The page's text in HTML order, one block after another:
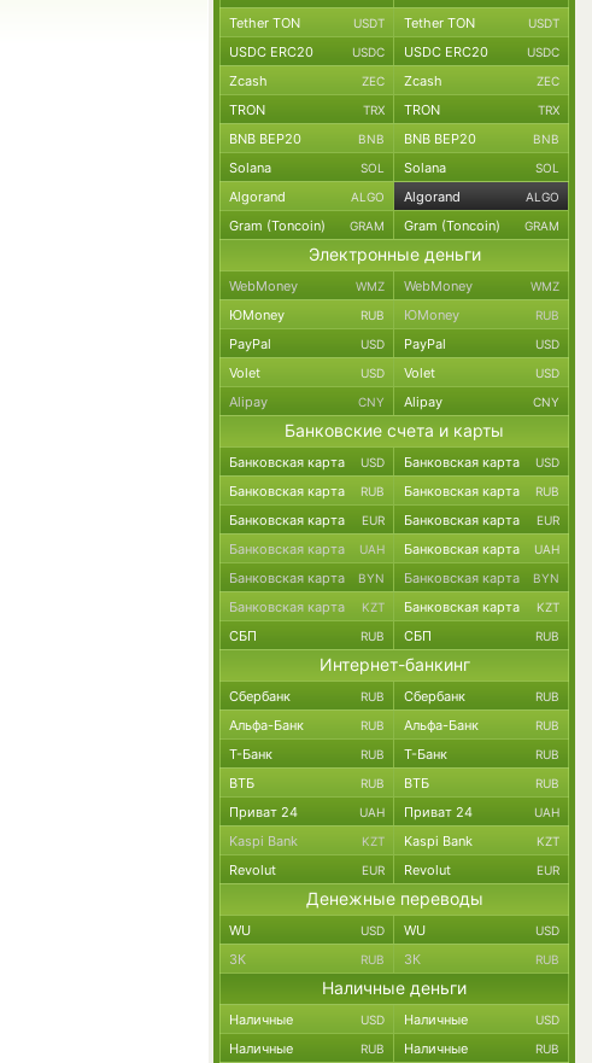
Tether TON USDT Tether TON USDT
USDC ERC20 USDC USDC ERC20 USDC
Zcash ZEC Zcash ZEC
TRON TRX TRON TRX
BNB BEP20 BNB BNB BEP20 BNB
Solana SOL Solana SOL
Algorand ALGO Algorand ALGO
Gram (Toncoin) GRAM Gram (Toncoin) GRAM
Электронные деньги
WebMoney WMZ WebMoney WMZ
ЮMoney RUB ЮMoney RUB
PayPal USD PayPal USD
Volet USD Volet USD
Alipay CNY Alipay CNY
Банковские счета и карты
Банковская карта USD Банковская карта USD
Банковская карта RUB Банковская карта RUB
Банковская карта EUR Банковская карта EUR
Банковская карта UAH Банковская карта UAH
Банковская карта BYN Банковская карта BYN
Банковская карта KZT Банковская карта KZT
СБП RUB СБП RUB
Интернет-банкинг
Сбербанк RUB Сбербанк RUB
Альфа-Банк RUB Альфа-Банк RUB
Т-Банк RUB Т-Банк RUB
ВТБ RUB ВТБ RUB
Приват 24 UAH Приват 24 UAH
Kaspi Bank KZT Kaspi Bank KZT
Revolut EUR Revolut EUR
Денежные переводы
WU USD WU USD
ЗК RUB ЗК RUB
Наличные деньги
Наличные USD Наличные USD
Наличные RUB Наличные RUB